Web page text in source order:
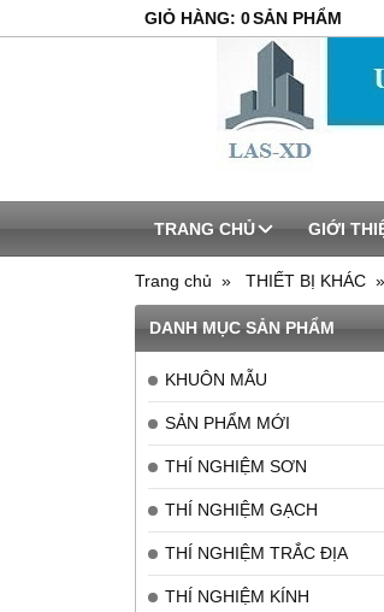
GIỎ HÀNG: 0SẢN PHẨM
TRANG CHỦ GIỚI
Trang chủ THIẾT BỊ KHÁC
DANH MỤC SẢN PHẨM
KHUÔN MẪU
SẢN PHẨM MỚI
THÍ NGHIỆM SƠN
THÍ NGHIỆM GẠCH
THÍ NGHIỆM TRẮC ĐỊA
THÍ NGHIỆM KÍNH